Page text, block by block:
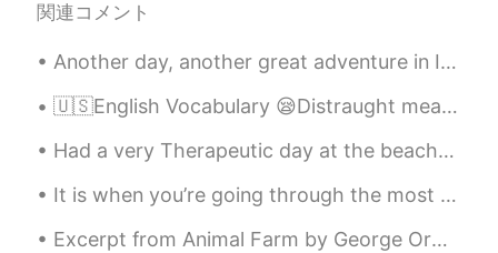
EN ES
@Judyy tienen muy chida
infraestructura de las bicis.
Judy 2020.12.29 17:25
ES EN
@Ted si es multicultural😉
Ted 2020.12.29 15:09
関連コメント
Another day, another great adventure in Iceland. Today I walked around gorgeous Videy Island for ...
🇺🇸English Vocabulary 😪Distraught means very upset and anxious 😟 🗣Listen to the audio and repea...
Had a very Therapeutic day at the beach🍄🍄🍄 Did alot of self reflection, self healing, self love, ...
It is when you’re going through the most difficult chapter of life that your hero is revealed, an...
Excerpt from Animal Farm by George Orwell. Excerpt taken from Chapter 1. Part 2 of 2. Bright w...